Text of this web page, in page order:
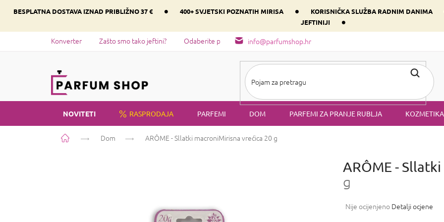
BESPLATNA DOSTAVA IZNAD PRIBLIŽNO 37 € • 400+ SVJETSKI POZNATIH MIRISA • KORISNIČKA SLUŽBA RADNIM DANIMA
JEFTINIJI
•
info@parfumshop.hr
Konverter Zašto smo tako jeftini? Odaberite parfem svog srca prema dominantnoj komponenti
NOVITETI RASPRODAJA PARFEMI DOM PARFEMI ZA PRANJE RUBLJA KOZMETIKA
Početna Dom ARÔME - Sllatki macroniMirisna vrećica 20 g
ARÔME -
g
Prosječna
Nije ocijenjeno Detalji ocjene